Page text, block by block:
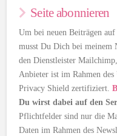
Seite abonnieren
Um bei neuen Beiträgen
musst Du Dich bei meinem
den Dienstleister
Anbieter ist im Rahmen des
Privacy Shield zertifiziert.
Du wirst dabei auf den
Pflichtfelder sind nur die
Daten im Rahmen des